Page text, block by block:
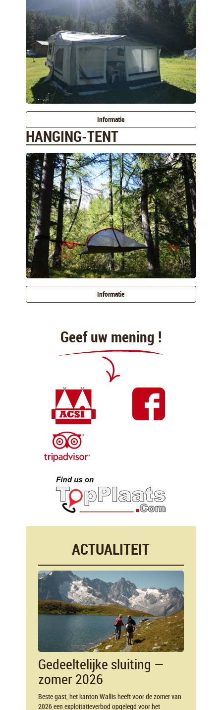
Informatie
HANGING-TENT
Informatie
Geef uw mening !
ACTUALITEIT
Gedeeltelijke sluiting —
zomer 2026
Beste gast, het kanton Wallis heeft voor de zomer van
2026 een exploitatieverbod opgelegd voor het